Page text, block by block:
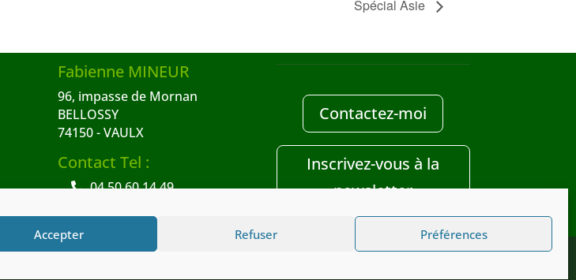
Accepter Refuser Préférences
Spécial Asie
Fabienne MINEUR
96, impasse de Mornan
BELLOSSY
74150 - VAULX
Contact Tel :
04 50 60 14 49
Contactez-moi
Inscrivez-vous à la
newsletter